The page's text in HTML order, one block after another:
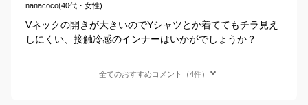
nanacoco(40代・女性)
Vネックの開きが大きいのでYシャツとか着ててもチラ見え
しにくい、接触冷感のインナーはいかがでしょうか？
全てのおすすめコメント（4件）